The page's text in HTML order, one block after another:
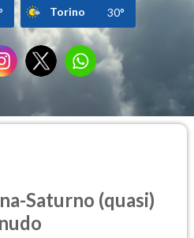
Torino 30°
Saturno (quasi)